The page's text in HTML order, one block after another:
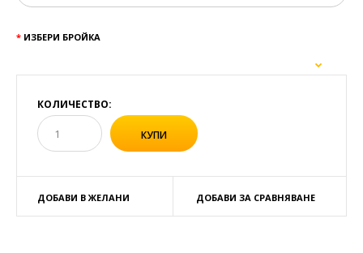
ИЗБЕРИ БРОЙКА
КОЛИЧЕСТВО:
ДОБАВИ В ЖЕЛАНИ ДОБАВИ ЗА СРАВНЯВАНЕ